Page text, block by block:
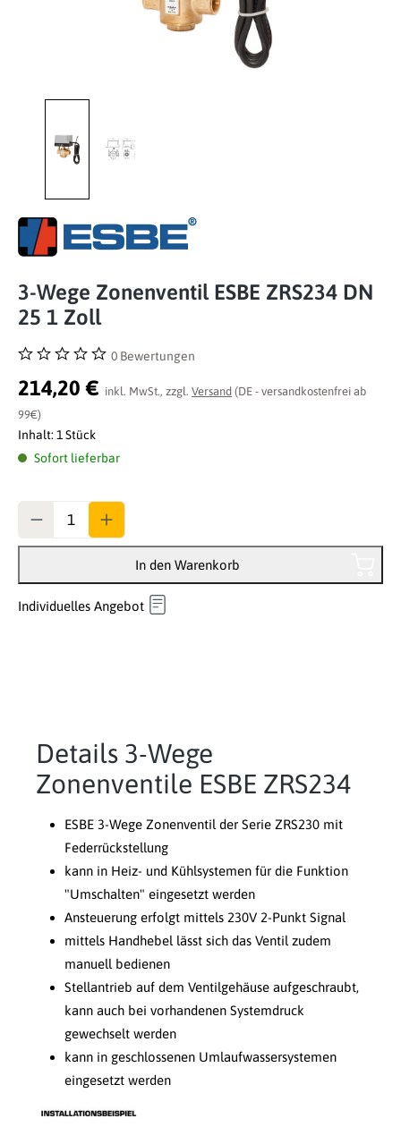
3-Wege Zonenventil ESBE ZRS234 DN
25 1 Zoll
Durchschnittliche Bewertung von 0 von 5 Sternen
0 Bewertungen
214,20 € inkl. MwSt., zzgl. Versand (DE - versandkostenfrei ab
99€)
Inhalt: 1 Stück
Sofort lieferbar
In den Warenkorb
Individuelles Angebot
Details 3-Wege
Zonenventile ESBE ZRS234
ESBE 3-Wege Zonenventil der Serie ZRS230 mit
Federrückstellung
kann in Heiz- und Kühlsystemen für die Funktion
"Umschalten" eingesetzt werden
Ansteuerung erfolgt mittels 230V 2-Punkt Signal
mittels Handhebel lässt sich das Ventil zudem
manuell bedienen
Stellantrieb auf dem Ventilgehäuse aufgeschraubt,
kann auch bei vorhandenen Systemdruck
gewechselt werden
kann in geschlossenen Umlaufwassersystemen
eingesetzt werden